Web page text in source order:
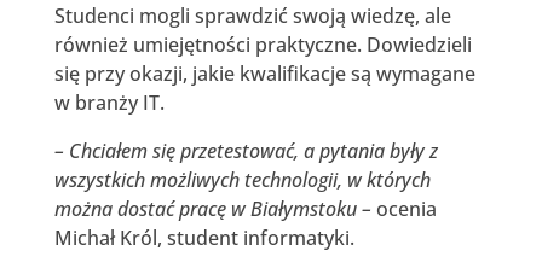
Studenci mogli sprawdzić swoją wiedzę, ale
również umiejętności praktyczne. Dowiedzieli
się przy okazji, jakie kwalifikacje są wymagane
w branży IT.
– Chciałem się przetestować, a pytania były z
wszystkich możliwych technologii, w których
można dostać pracę w Białymstoku – ocenia
Michał Król, student informatyki.